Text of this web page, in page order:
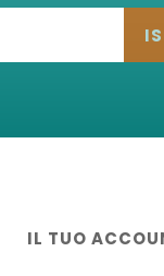
IL TUO